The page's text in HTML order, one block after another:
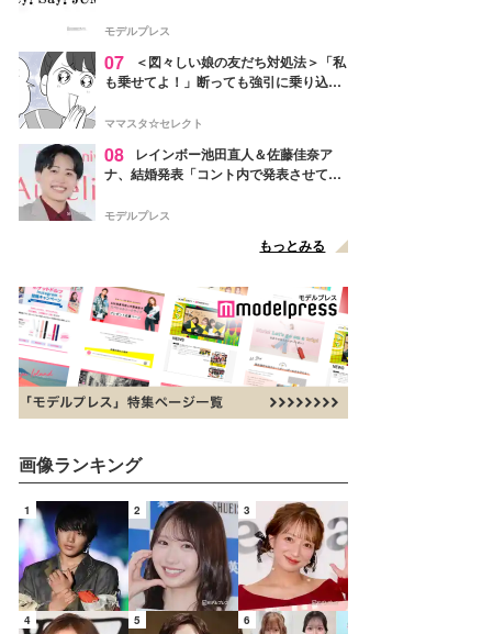
モデルプレス
07
＜図々しい娘の友だち対処法＞「私
も乗せてよ！」断っても強引に乗り込ん
ママスタ☆セレクト
08
レインボー池田直人＆佐藤佳奈ア
ナ、結婚発表「コント内で発表させてい
点変更のため
モデルプレス
もっとみる
画像ランキング
1 2 3
4 5 6